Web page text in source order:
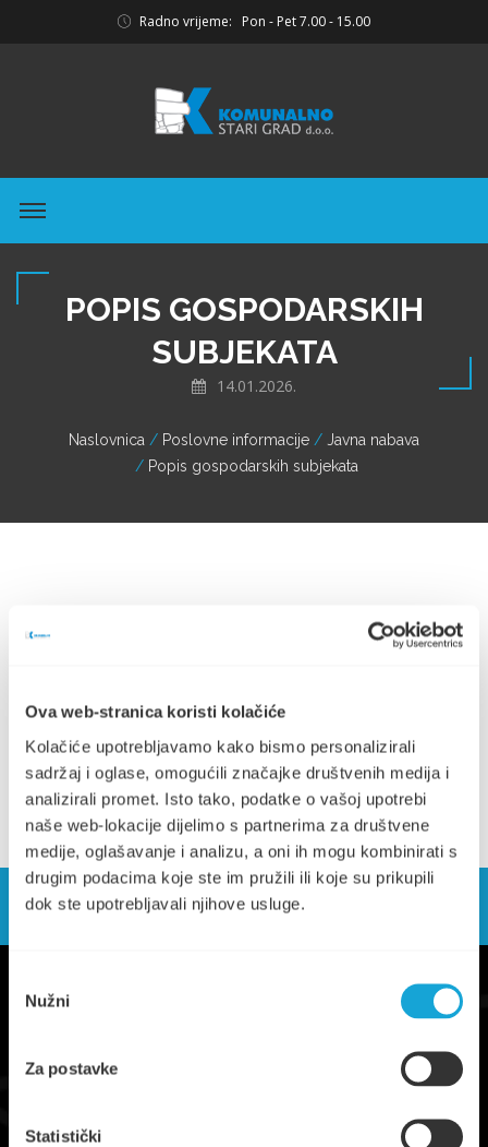
Ova web-stranica koristi kolačiće
Kolačiće upotrebljavamo kako bismo personalizirali
sadržaj i oglase, omogućili značajke društvenih medija i
analizirali promet. Isto tako, podatke o vašoj upotrebi
naše web-lokacije dijelimo s partnerima za društvene
medije, oglašavanje i analizu, a oni ih mogu kombinirati s
drugim podacima koje ste im pružili ili koje su prikupili
dok ste upotrebljavali njihove usluge.
pristanka
Nužni
Za postavke
Statistički
Radno vrijeme: Pon - Pet 7.00 - 15.00
POPIS GOSPODARSKIH
SUBJEKATA
14.01.2026.
Naslovnica Poslovne informacije
Javna nabava
Popis gospodarskih subjekata